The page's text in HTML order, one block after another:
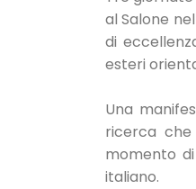
al Salone
di
esteri
Una
ricerca
momento
italiano.